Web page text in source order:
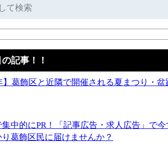
記事！！
】葛飾区と近隣で開催される夏まつり・
中的にPR！「記事広告・求人広告」で
り葛飾区民に届けませんか？